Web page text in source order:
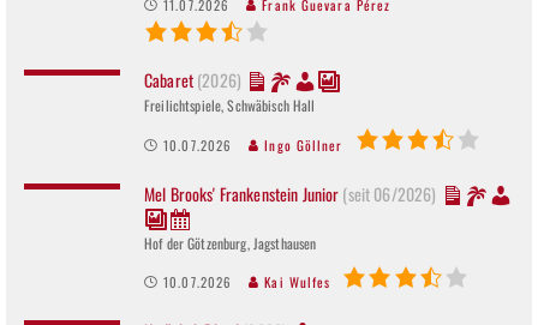
11.07.2026 Frank Guevara Pérez
Cabaret(2026)
Freilichtspiele, Schwäbisch Hall
10.07.2026 Ingo Göllner
Mel Brooks' Frankenstein Junior(seit 06/2026)
Hof der Götzenburg, Jagsthausen
10.07.2026 Kai Wulfes